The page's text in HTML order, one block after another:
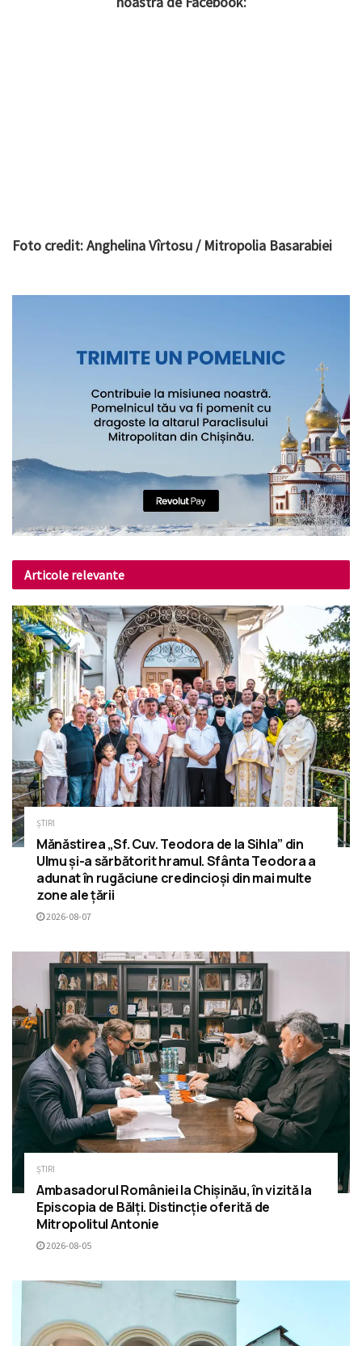
Foto credit: Anghelina Vîrtosu / Mitropolia Basarabiei
Articole relevante
ȘTIRI
Mănăstirea „Sf. Cuv. Teodora de la Sihla” din
Ulmu și-a sărbătorit hramul. Sfânta Teodora a
adunat în rugăciune credincioși din mai multe
zone ale țării
2026-08-07
ȘTIRI
Ambasadorul României la Chișinău, în vizită la
Episcopia de Bălți. Distincție oferită de
Mitropolitul Antonie
2026-08-05